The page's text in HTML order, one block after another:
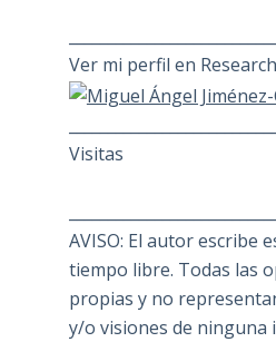
Ver mi perfil en
Visitas
AVISO: El autor escribe
tiempo libre. Todas las
propias y no
y/o visiones de ninguna